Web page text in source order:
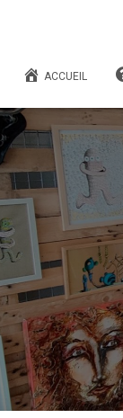
ACCUEIL